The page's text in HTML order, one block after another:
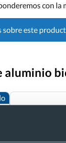
con la
sobre este